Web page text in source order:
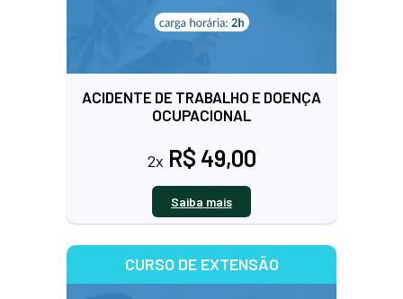
ACIDENTE DE TRABALHO E DOENÇA
OCUPACIONAL
2x R$ 49,00
Saiba mais
CURSO DE EXTENSÃO